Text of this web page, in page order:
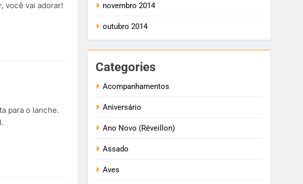
você vai adorar!
para o lanche.
novembro 2014
outubro 2014
Categories
Acompanhamentos
Aniversário
Ano Novo (Réveillon)
Assado
Aves